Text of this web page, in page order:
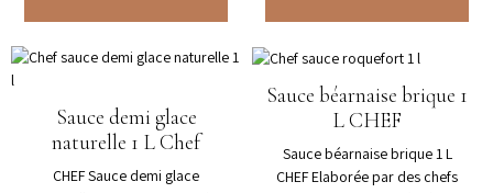
Sauce demi glace
naturelle 1 L Chef
CHEF Sauce demi glace
Sauce béarnaise brique 1
L CHEF
Sauce béarnaise brique 1 L
CHEF Elaborée par des chefs